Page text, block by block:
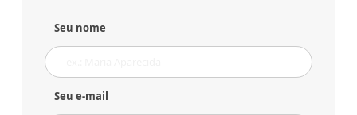
Seu nome
Seu e-mail